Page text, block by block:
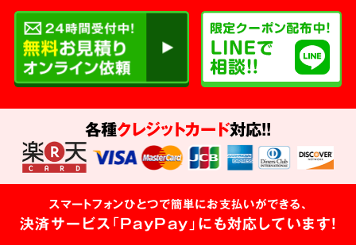
各種クレジットカード対応!!
スマートフォンひとつで簡単にお支払いができる、
決済サービス「PayPay」にも対応しています!